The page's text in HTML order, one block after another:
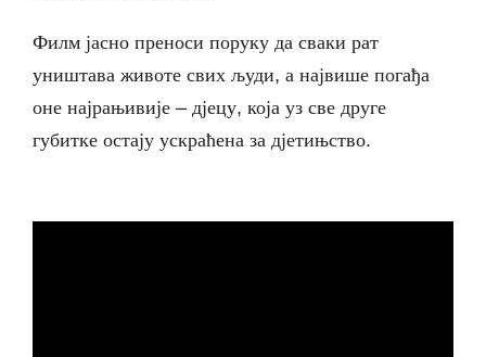
Филм јасно преноси поруку да сваки рат
уништава животе свих људи, а највише погађа
оне најрањивије – дјецу, која уз све друге
губитке остају ускраћена за дјетињство.